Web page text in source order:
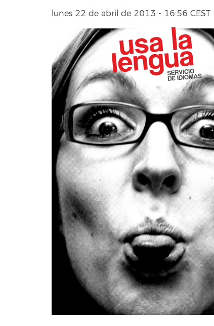
lunes 22 de abril de 2013 - 16:56 CEST